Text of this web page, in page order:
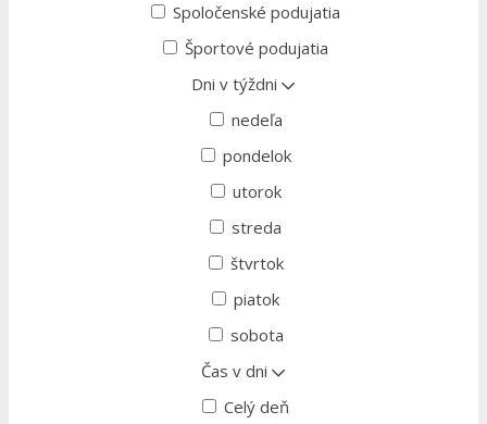
Spoločenské podujatia
Športové podujatia
Dni v týždni
nedeľa
pondelok
utorok
streda
štvrtok
piatok
sobota
Čas v dni
Celý deň